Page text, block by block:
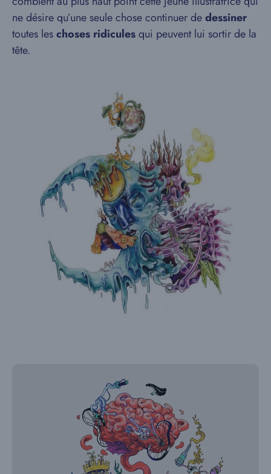
ne désire qu’une seule chose continuer dedessiner
toutes leschoses ridiculesqui peuvent lui sortir de la
tête.